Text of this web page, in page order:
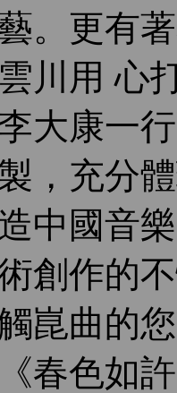
。更有
雲川用 心
大康一
，充分
中國音
創作的
崑曲的
《春色如